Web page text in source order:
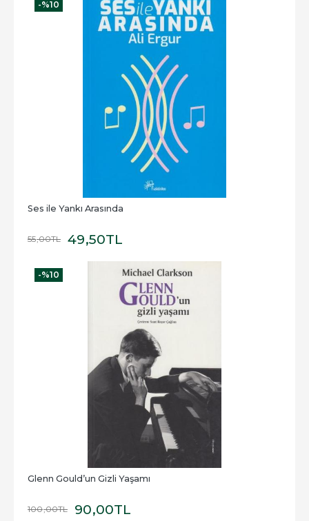
-%10
Ses ile Yankı Arasında
55,00TL 49,50TL
-%10
Glenn Gould’un Gizli Yaşamı
100,00TL 90,00TL